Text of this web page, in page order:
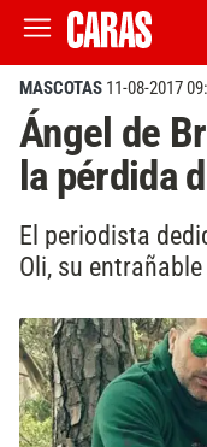
MASCOTAS 11-08-2017
Ángel de
la pérdida
El periodista
Oli, su